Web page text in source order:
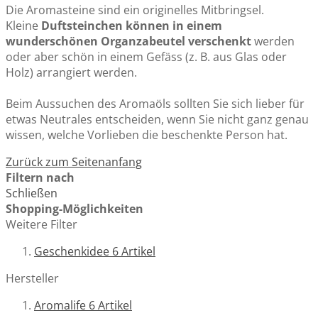
Die Aromasteine sind ein originelles Mitbringsel.
Kleine Duftsteinchen können in einem
wunderschönen Organzabeutel verschenktwerden
oder aber schön in einem Gefäss (z. B. aus Glas oder
Holz) arrangiert werden.
Beim Aussuchen des Aromaöls sollten Sie sich lieber für
etwas Neutrales entscheiden, wenn Sie nicht ganz genau
wissen, welche Vorlieben die beschenkte Person hat.
Zurück zum Seitenanfang
Filtern nach
Schließen
Shopping-Möglichkeiten
Weitere Filter
Geschenkidee 6Artikel
Hersteller
Aromalife 6Artikel